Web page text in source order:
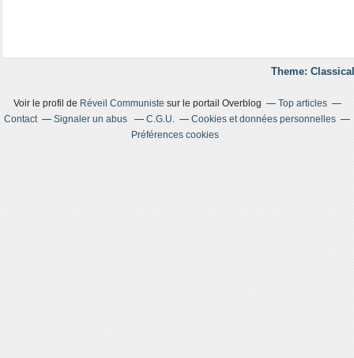
Theme:
Voir le profil de Réveil Communiste sur le portail Overblog
Top articles
Contact
Signaler un abus C.G.U.
Cookies et données personnelles
Préférences cookies